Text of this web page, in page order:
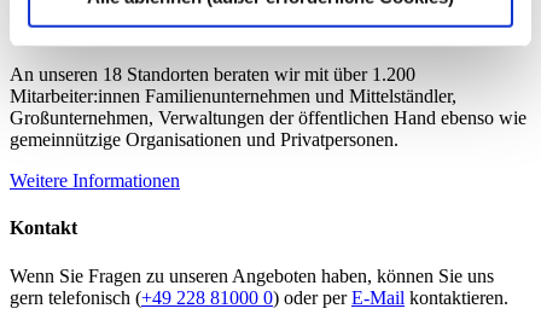
Über die dhpg
An unseren 18 Standorten beraten wir mit über 1.200
Mitarbeiter:innen Familienunternehmen und Mittelständler,
Großunternehmen, Verwaltungen der öffentlichen Hand ebenso wie
gemeinnützige Organisationen und Privatpersonen.
Weitere Informationen
Kontakt
Wenn Sie Fragen zu unseren Angeboten haben, können Sie uns
gern telefonisch (+49 228 81000 0) oder perE-Mail kontaktieren.